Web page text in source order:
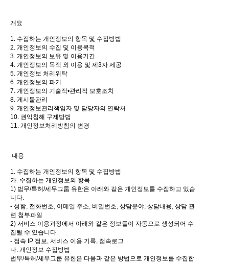
개요
1. 수집하는 개인정보의 항목 및 수집방법
2. 개인정보의 수집 및 이용목적
3. 개인정보의 보유 및 이용기간
4. 개인정보의 목적 외 이용 및 제3자 제공
5. 개인정보 처리위탁
6. 개인정보의 파기
7. 개인정보의 기술적•관리적 보호조치
8. 게시물관리
9. 개인정보관리책임자 및 담당자의 연락처
10. 권익침해 구제방법
11. 개인정보처리방침의 변경
내용
1. 수집하는 개인정보의 항목 및 수집방법
가. 수집하는 개인정보의 항목
1) 법무/특허/세무그룹 유한은 아래와 같은 개인정보를 수집하고 있습
니다.
- 성함, 전화번호, 이메일 주소, 비밀번호, 상담분야, 상담내용, 상담 관
련 첨부파일
2) 서비스 이용과정에서 아래와 같은 정보들이 자동으로 생성되어 수
집될 수 있습니다.
- 접속 IP 정보, 서비스 이용 기록, 접속로그
나. 개인정보 수집방법
법무/특허/세무그룹 유한은 다음과 같은 방법으로 개인정보를 수집합